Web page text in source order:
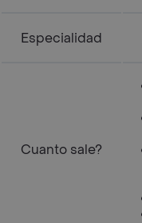
Especialidad
Cuanto sale?